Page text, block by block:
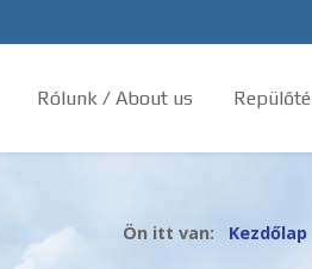
Rólunk / About us
Ön itt van: Kezdőlap